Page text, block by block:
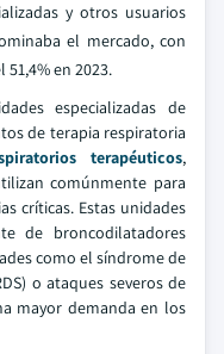
y otros usuarios
el mercado, con
en 2023.
especializadas de
de terapia respiratoria
terapéuticos,
comúnmente para
críticas. Estas unidades
de broncodilatadores
como el síndrome de
o ataques severos de
mayor demanda en los